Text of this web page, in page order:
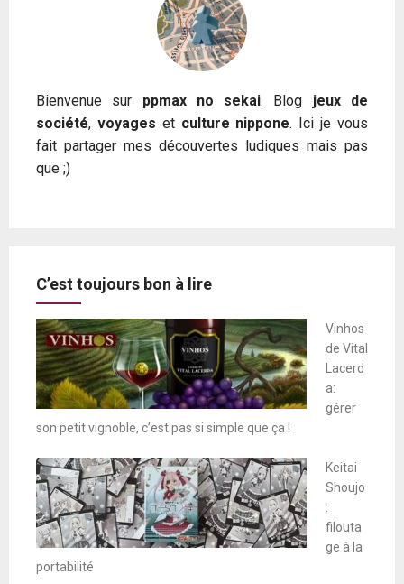
Bienvenue sur ppmax no sekai. Blog jeux de
société, voyages et culture nippone. Ici je vous
fait partager mes découvertes ludiques mais pas
que ;)
C’est toujours bon à lire
Vinhos
de Vital
Lacerd
a:
gérer
son petit vignoble, c’est pas si simple que ça !
Keitai
Shoujo
:
filouta
ge à la
portabilité